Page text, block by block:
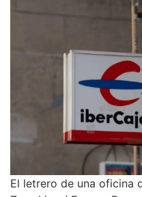
El letrero de una oficina